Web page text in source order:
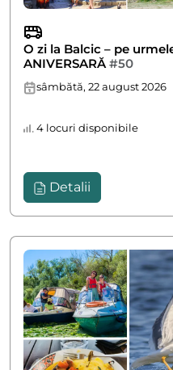
O zi la Balcic – pe
ANIVERSARĂ #50
sâmbătă, 22 august 2026
4 locuri disponibile
Detalii